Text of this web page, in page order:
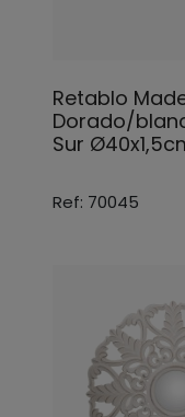
Retablo
Dorado/
Sur
Ref: 70045